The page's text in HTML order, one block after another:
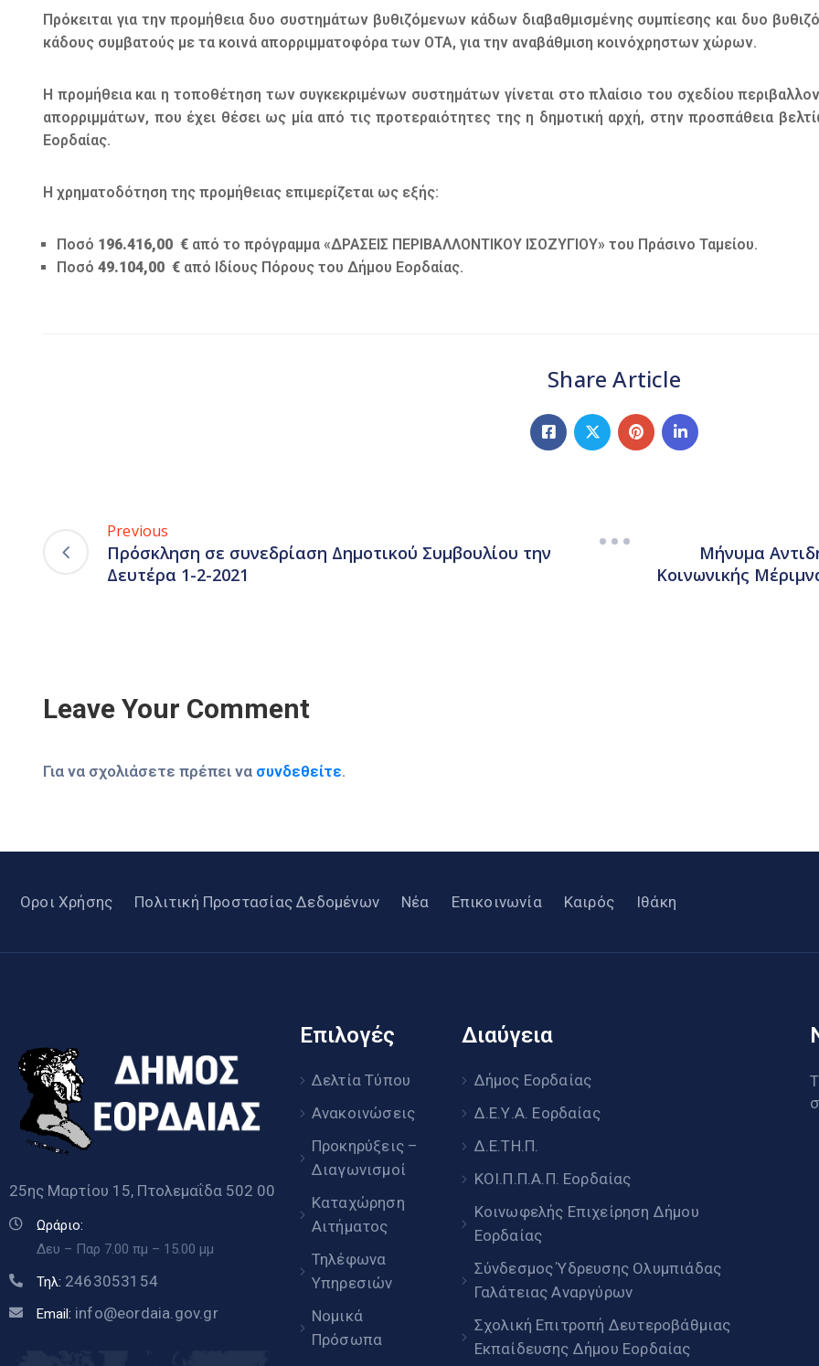
Πρόκειται για την προμήθεια δυο συστημάτων βυθιζόμενων κάδων διαβαθμισμένης συμπίεσης και δυο
κάδους συμβατούς με τα κοινά απορριμματοφόρα των ΟΤΑ, για την αναβάθμιση κοινόχρηστων χώρων.
Η προμήθεια και η τοποθέτηση των συγκεκριμένων συστημάτων γίνεται στο πλαίσιο του σχεδίου
απορριμμάτων, που έχει θέσει ως μία από τις προτεραιότητες της η δημοτική αρχή, στην προσπάθεια
Εορδαίας.
Η χρηματοδότηση της προμήθειας επιμερίζεται ως εξής:
Ποσό 196.416,00 € από το πρόγραμμα «ΔΡΑΣΕΙΣ ΠΕΡΙΒΑΛΛΟΝΤΙΚΟΥ ΙΣΟΖΥΓΙΟΥ» του Πράσινο Ταμείου.
Ποσό 49.104,00 € από Ιδίους Πόρους του Δήμου Εορδαίας.
Share Article
Previous
Πρόσκληση σε συνεδρίαση Δημοτικού Συμβουλίου την
Δευτέρα 1-2-2021
Μήνυμα
Κοινωνικής
Leave Your Comment
Για να σχολιάσετε πρέπει να συνδεθείτε.
Οροι Χρήσης Πολιτική Προστασίας Δεδομένων Νέα Επικοινωνία Καιρός Ιθάκη
25ης Μαρτίου 15, Πτολεμαΐδα 502 00
Ωράριο:
Δευ – Παρ 7.00 πμ – 15.00 μμ
Τηλ: 2463053154
Email: info@eordaia.gov.gr
Επιλογές
Δελτία Τύπου
Ανακοινώσεις
Προκηρύξεις –
Διαγωνισμοί
Καταχώρηση
Αιτήματος
Τηλέφωνα
Υπηρεσιών
Νομικά
Πρόσωπα
Διαύγεια
Δήμος Εορδαίας
Δ.Ε.Υ.Α. Εορδαίας
Δ.Ε.ΤΗ.Π.
ΚΟΙ.Π.Π.Α.Π. Εορδαίας
Κοινωφελής Επιχείρηση Δήμου
Εορδαίας
Σύνδεσμος Ύδρευσης Ολυμπιάδας
Γαλάτειας Αναργύρων
Σχολική Επιτροπή Δευτεροβάθμιας
Εκπαίδευσης Δήμου Εορδαίας